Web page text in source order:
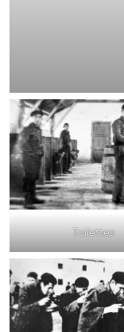
Toilettes